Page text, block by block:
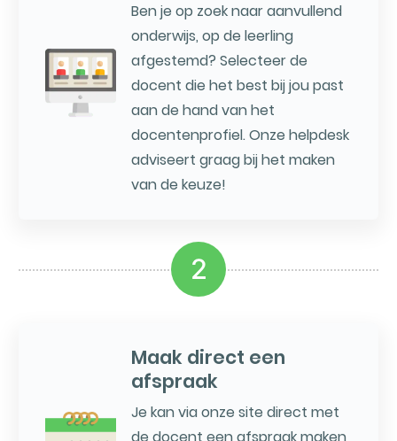
Ben je op zoek naar aanvullend
onderwijs, op de leerling
afgestemd? Selecteer de
docent die het best bij jou past
aan de hand van het
docentenprofiel. Onze helpdesk
adviseert graag bij het maken
van de keuze!
2
Maak direct een
afspraak
Je kan via onze site direct met